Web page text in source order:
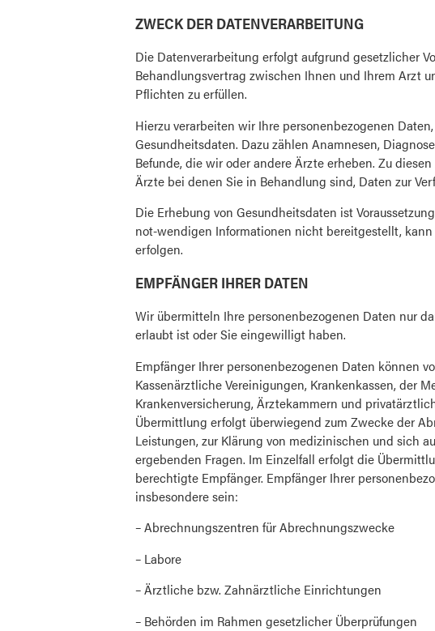
ZWECK DER DATENVERARBEITUNG
Die Datenverarbeitung erfolgt aufgrund gesetzlicher
Behandlungsvertrag zwischen Ihnen und Ihrem Arzt
Pflichten zu erfüllen.
Hierzu verarbeiten wir Ihre personenbezogenen
Gesundheitsdaten. Dazu zählen Anamnesen,
Befunde, die wir oder andere Ärzte erheben. Zu
Ärzte bei denen Sie in Behandlung sind, Daten zur
Die Erhebung von Gesundheitsdaten ist
not-wendigen Informationen nicht bereitgestellt,
erfolgen.
EMPFÄNGER IHRER DATEN
Wir übermitteln Ihre personenbezogenen Daten nur
erlaubt ist oder Sie eingewilligt haben.
Empfänger Ihrer personenbezogenen Daten können
Kassenärztliche Vereinigungen, Krankenkassen, der
Krankenversicherung, Ärztekammern und
Übermittlung erfolgt überwiegend zum Zwecke der
Leistungen, zur Klärung von medizinischen und sich
ergebenden Fragen. Im Einzelfall erfolgt die
berechtigte Empfänger. Empfänger Ihrer
insbesondere sein:
– Abrechnungszentren für Abrechnungszwecke
– Labore
– Ärztliche bzw. Zahnärztliche Einrichtungen
– Behörden im Rahmen gesetzlicher Überprüfungen